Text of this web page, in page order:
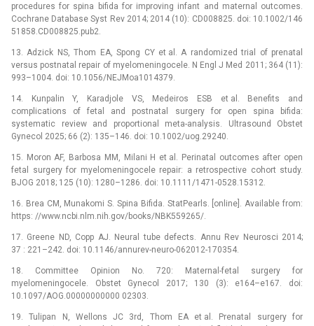
procedures for spina bifida for improving infant and maternal outcomes.
Cochrane Database Syst Rev 2014; 2014 (10): CD008825. doi: 10.1002/146
51858.CD008825.pub2.
13. Adzick NS, Thom EA, Spong CY et al. A randomized trial of prenatal
versus postnatal repair of myelomeningocele. N Engl J Med 2011; 364 (11):
993–1004. doi: 10.1056/NEJMoa1014379.
14. Kunpalin Y, Karadjole VS, Medeiros ESB et al. Benefits and
complications of fetal and postnatal surgery for open spina bifida:
systematic review and proportional meta-analysis. Ultrasound Obstet
Gynecol 2025; 66 (2): 135–146. doi: 10.1002/uog.29240.
15. Moron AF, Barbosa MM, Milani H et al. Perinatal outcomes after open
fetal surgery for myelomeningocele repair: a retrospective cohort study.
BJOG 2018; 125 (10): 1280–1286. doi: 10.1111/1471-0528.15312.
16. Brea CM, Munakomi S. Spina Bifida. StatPearls. [online]. Available from:
https: //www.ncbi.nlm.nih.gov/books/NBK559265/.
17. Greene ND, Copp AJ. Neural tube defects. Annu Rev Neurosci 2014;
37 : 221–242. doi: 10.1146/annurev-neuro-062012-170354.
18. Committee Opinion No. 720: Maternal-fetal surgery for
myelomeningocele. Obstet Gynecol 2017; 130 (3): e164–e167. doi:
10.1097/AOG.00000000000 02303.
19. Tulipan N, Wellons JC 3rd, Thom EA et al. Prenatal surgery for